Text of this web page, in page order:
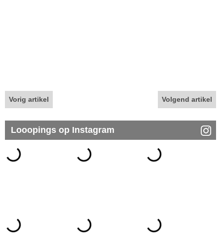
Vorig artikel Volgend artikel
Looopings op Instagram